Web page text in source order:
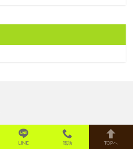
LINE 電話 TOPへ